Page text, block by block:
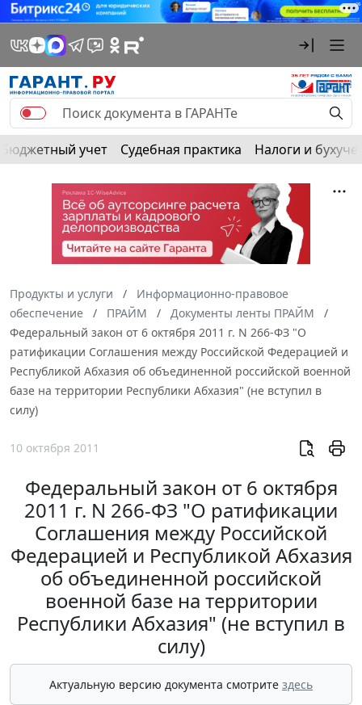
Бюджетный учет Судебная практика Налоги и
Продукты и услуги
Информационно-правовое
обеспечение
ПРАЙМ
Документы ленты ПРАЙМ
Федеральный закон от 6 октября 2011 г. N 266-ФЗ "О
ратификации Соглашения между Российской Федерацией и
Республикой Абхазия об объединенной российской военной
базе на территории Республики Абхазия" (не вступил в
силу)
10 октября 2011
Федеральный закон от 6 октября
2011 г. N 266-ФЗ "О ратификации
Соглашения между Российской
Федерацией и Республикой Абхазия
об объединенной российской
военной базе на территории
Республики Абхазия" (не вступил в
силу)
Актуальную версию документа смотрите здесь